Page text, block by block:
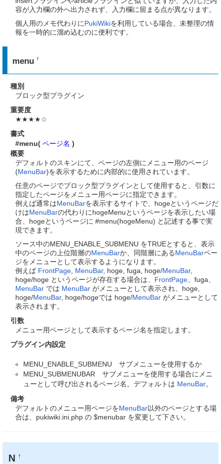
容が入力欄の外へ出力されず、入力欄に留まる点が異なります。
個人用のメモ代わりにPukiWikiを利用している場合、未整理の情
報を一時的に溜め込むのに便利です。
menu†
種別
ブロック型プラグイン
重要度
★★★★☆
書式
#menu( ページ名 )
概要
デフォルトのスキンにて、ページの左側にメニュー用のページ
(MenuBar)を表示するために内部的に使用されています。
任意のページでブロック型プラグインとして使用すると、引数に
指定したページをメニュー用ページに指定できます。
例えば通常はMenuBarを表示するサイトで、hogeというページだ
けはMenuBarの代わりにhogeMenuというページを表示したい場
合、hogeというページに #menu(hogeMenu) と記述する事で実
現できます。
ソース中のMENU_ENABLE_SUBMENU をTRUEとすると、表示
中のページの上位階層のMenuBarか、同階層にあるMenuBarペー
ジをメニューとして表示するようになります。
例えば FrontPage MenuBar, hoge, fuga, hoge/MenuBar,
hoge/hoge というページが存在する場合は、 FrontPage 、fuga、
MenuBar では MenuBar がメニューとして表示され、hoge,
hoge/MenuBar, hoge/hogeでは hoge/MenuBar がメニューとして
表示されます。
引数
メニュー用ページとして表示するページ名を指定します。
プラグイン内設定
MENU_ENABLE_SUBMENU サブメニューを使用するか
MENU_SUBMENUBAR サブメニューを使用する場合にメニ
ューとして呼び出されるページ名。デフォルトは MenuBar。
備考
デフォルトのメニュー用ページをMenuBar以外のページとする場
合は、pukiwiki.ini.php の $menubar を変更して下さい。
N†